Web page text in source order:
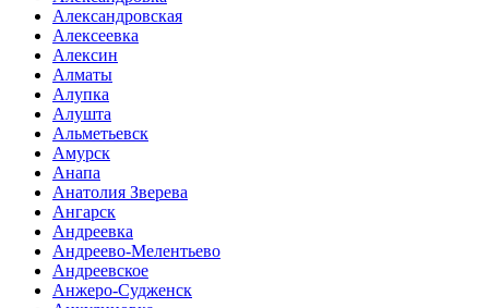
Александровская
Алексеевка
Алексин
Алматы
Алупка
Алушта
Альметьевск
Амурск
Анапа
Анатолия Зверева
Ангарск
Андреевка
Андреево-Мелентьево
Андреевское
Анжеро-Судженск